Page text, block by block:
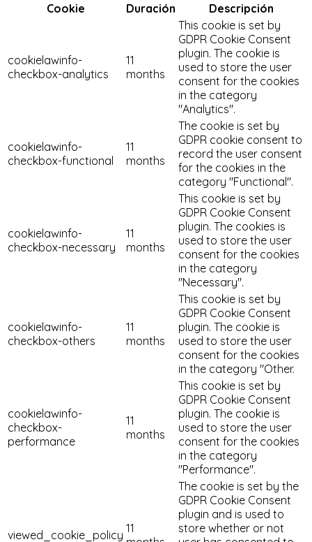
Cookie
Duración Descripción
cookielawinfo-
checkbox-analytics
11
months
This cookie is set by
GDPR Cookie Consent
plugin. The cookie is
used to store the user
consent for the cookies
in the category
"Analytics".
cookielawinfo-
checkbox-functional
11
months
The cookie is set by
GDPR cookie consent to
record the user consent
for the cookies in the
category "Functional".
cookielawinfo-
checkbox-necessary
11
months
This cookie is set by
GDPR Cookie Consent
plugin. The cookies is
used to store the user
consent for the cookies
in the category
"Necessary".
cookielawinfo-
checkbox-others
11
months
This cookie is set by
GDPR Cookie Consent
plugin. The cookie is
used to store the user
consent for the cookies
in the category "Other.
cookielawinfo-
checkbox-
performance
11
months
This cookie is set by
GDPR Cookie Consent
plugin. The cookie is
used to store the user
consent for the cookies
in the category
"Performance".
viewed_cookie_policy 11
The cookie is set by the
GDPR Cookie Consent
plugin and is used to
store whether or not